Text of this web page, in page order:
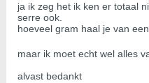
ja ik zeg het ik ken er totaal
serre ook.
hoeveel gram haal je van
maar ik moet echt wel alles
alvast bedankt